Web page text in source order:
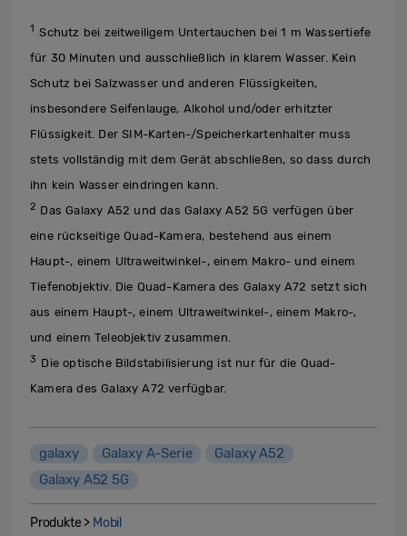
1 Schutz bei zeitweiligem Untertauchen bei 1 m Wassertiefe
für 30 Minuten und ausschließlich in klarem Wasser. Kein
Schutz bei Salzwasser und anderen Flüssigkeiten,
insbesondere Seifenlauge, Alkohol und/oder erhitzter
Flüssigkeit. Der SIM-Karten-/Speicherkartenhalter muss
stets vollständig mit dem Gerät abschließen, so dass durch
ihn kein Wasser eindringen kann.
2 Das Galaxy A52 und das Galaxy A52 5G verfügen über
eine rückseitige Quad-Kamera, bestehend aus einem
Haupt-, einem Ultraweitwinkel-, einem Makro- und einem
Tiefenobjektiv. Die Quad-Kamera des Galaxy A72 setzt sich
aus einem Haupt-, einem Ultraweitwinkel-, einem Makro-,
und einem Teleobjektiv zusammen.
3 Die optische Bildstabilisierung ist nur für die Quad-
Kamera des Galaxy A72 verfügbar.
galaxy Galaxy A-Serie
Galaxy A52
Galaxy A52 5G
Produkte > Mobil